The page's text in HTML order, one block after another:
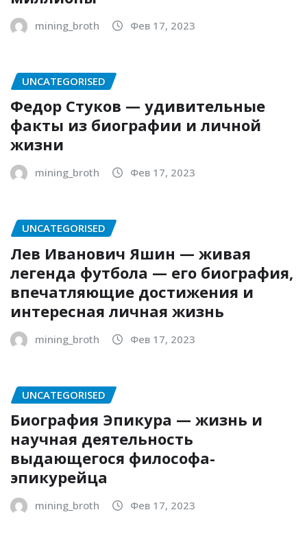
mining_broth Фев 17, 2023
UNCATEGORISED
Федор Стуков — удивительные
факты из биографии и личной
жизни
mining_broth Фев 17, 2023
UNCATEGORISED
Лев Иванович Яшин — живая
легенда футбола — его биография,
впечатляющие достижения и
интересная личная жизнь
mining_broth Фев 17, 2023
UNCATEGORISED
Биография Эпикура — жизнь и
научная деятельность
выдающегося философа-
эпикурейца
mining_broth Фев 17, 2023